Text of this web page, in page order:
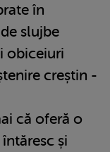
în
slujbe
obiceiuri
creștin -
că oferă o
și